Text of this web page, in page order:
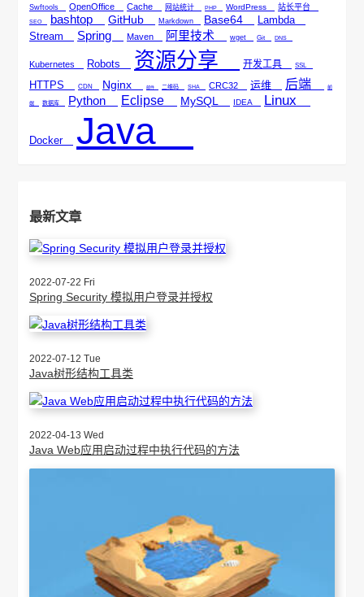
Swftools OpenOffice Cache 网站统计 PHP WordPress 站长平台
SEO bashtop GitHub Markdown Base64
Lambda
Stream
Spring Maven 阿里技术 wget Git DNS
Kubernetes Robots 资源分享 开发工具 SSL
HTTPS CDN Nginx 邮件 二维码 SHA CRC32 运维 后端 前
端 数据库 Python Eclipse MySQL IDEA Linux
Docker Java
最新文章
2022-07-22 Fri
Spring Security 模拟用户登录并授权
2022-07-12 Tue
Java树形结构工具类
2022-04-13 Wed
Java Web应用启动过程中执行代码的方法